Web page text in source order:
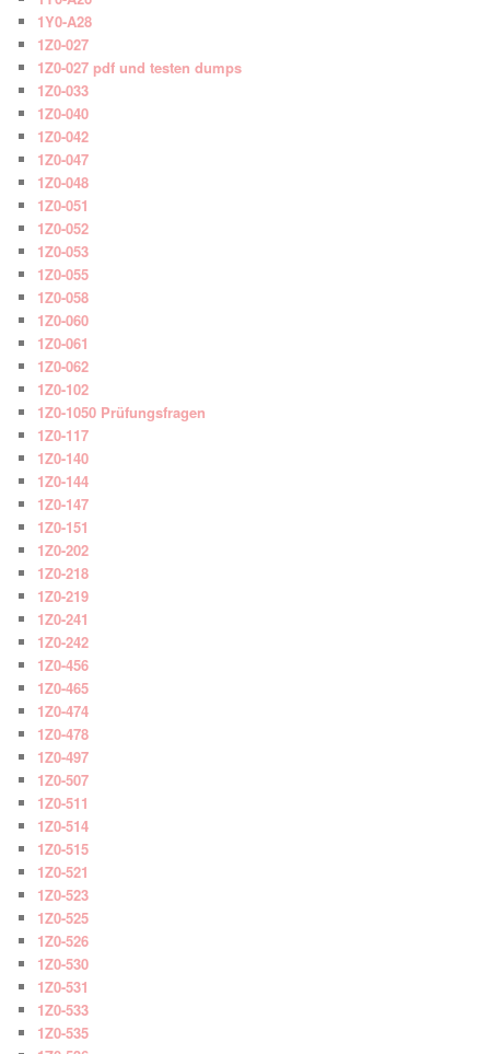
1Y0-A28
1Z0-027
1Z0-027 pdf und testen dumps
1Z0-033
1Z0-040
1Z0-042
1Z0-047
1Z0-048
1Z0-051
1Z0-052
1Z0-053
1Z0-055
1Z0-058
1Z0-060
1Z0-061
1Z0-062
1Z0-102
1Z0-1050 Prüfungsfragen
1Z0-117
1Z0-140
1Z0-144
1Z0-147
1Z0-151
1Z0-202
1Z0-218
1Z0-219
1Z0-241
1Z0-242
1Z0-456
1Z0-465
1Z0-474
1Z0-478
1Z0-497
1Z0-507
1Z0-511
1Z0-514
1Z0-515
1Z0-521
1Z0-523
1Z0-525
1Z0-526
1Z0-530
1Z0-531
1Z0-533
1Z0-535